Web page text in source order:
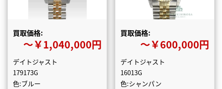
買取価格:
〜￥1,040,000円
デイトジャスト
179173G
色:ブルー
買取価格:
〜￥600,000円
デイトジャスト
16013G
色:シャンパン